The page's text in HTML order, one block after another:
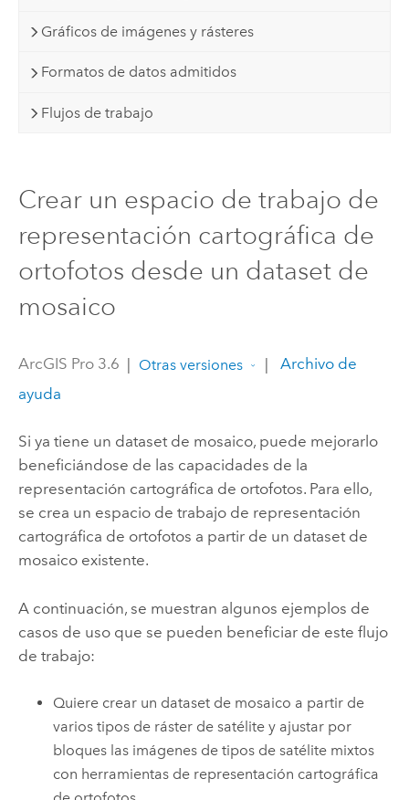
Gráficos de imágenes y rásteres
Formatos de datos admitidos
Flujos de trabajo
Crear un espacio de trabajo de
representación cartográfica de
ortofotos desde un dataset de
mosaico
ArcGIS Pro 3.6 | Otras versiones |
Archivo de
ayuda
Si ya tiene un dataset de mosaico, puede mejorarlo
beneficiándose de las capacidades de la
representación cartográfica de ortofotos. Para ello,
se crea un espacio de trabajo de representación
cartográfica de ortofotos a partir de un dataset de
mosaico existente.
A continuación, se muestran algunos ejemplos de
casos de uso que se pueden beneficiar de este flujo
de trabajo:
Quiere crear un dataset de mosaico a partir de
varios tipos de ráster de satélite y ajustar por
bloques las imágenes de tipos de satélite mixtos
con herramientas de representación cartográfica